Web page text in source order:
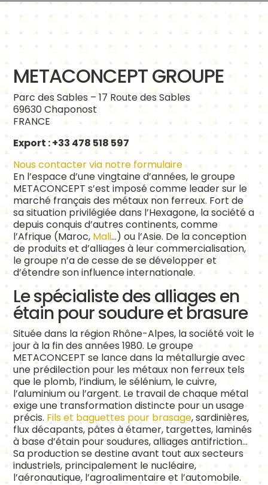
METACONCEPT GROUPE
Parc des Sables – 17 Route des Sables
69630 Chaponost
FRANCE
Export : +33 478 518 597
Nous contacter via notre formulaire
En l’espace d’une vingtaine d’années, le groupe
METACONCEPT s’est imposé comme leader sur le
marché français des métaux non ferreux. Fort de
sa situation privilégiée dans l’Hexagone, la société a
depuis conquis d’autres continents, comme
l’Afrique (Maroc, Mali…) ou l’Asie. De la conception
de produits et d’alliages à leur commercialisation,
le groupe n’a de cesse de se développer et
d’étendre son influence internationale.
Le spécialiste des alliages en
étain pour soudure et brasure
Située dans la région Rhône-Alpes, la société voit le
jour à la fin des années 1980. Le groupe
METACONCEPT se lance dans la métallurgie avec
une prédilection pour les métaux non ferreux tels
que le plomb, l’indium, le sélénium, le cuivre,
l’aluminium ou l’argent. Le travail de chaque métal
exige une transformation distincte pour un usage
précis. Fils et baguettes pour brasage, sardinières,
flux décapants, pâtes à étamer, targettes, laminés
à base d’étain pour soudures, alliages antifriction…
Sa production se destine avant tout aux secteurs
industriels, principalement le nucléaire,
l’aéronautique, l’agroalimentaire et l’automobile.